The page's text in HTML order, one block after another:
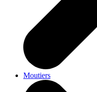
Moutiers